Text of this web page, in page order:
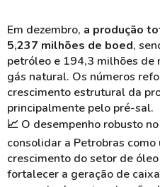
Em dezembro, a produção
5,237 milhões de boed,
petróleo e 194,3 milhões de
gás natural. Os números
crescimento estrutural da
principalmente pelo pré-sal.
📈 O desempenho robusto
consolidar a Petrobras
crescimento do setor de
fortalecer a geração de